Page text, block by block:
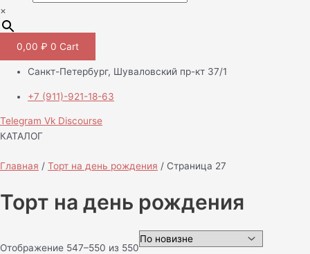
×
0,00 ₽ 0 Cart
Санкт-Петербург, Шуваловский пр-кт 37/1
+7 (911)-921-18-63
Telegram Vk Discourse
КАТАЛОГ
Главная / Торт на день рождения / Страница 27
Торт на день рождения
Отображение 547–550 из 550